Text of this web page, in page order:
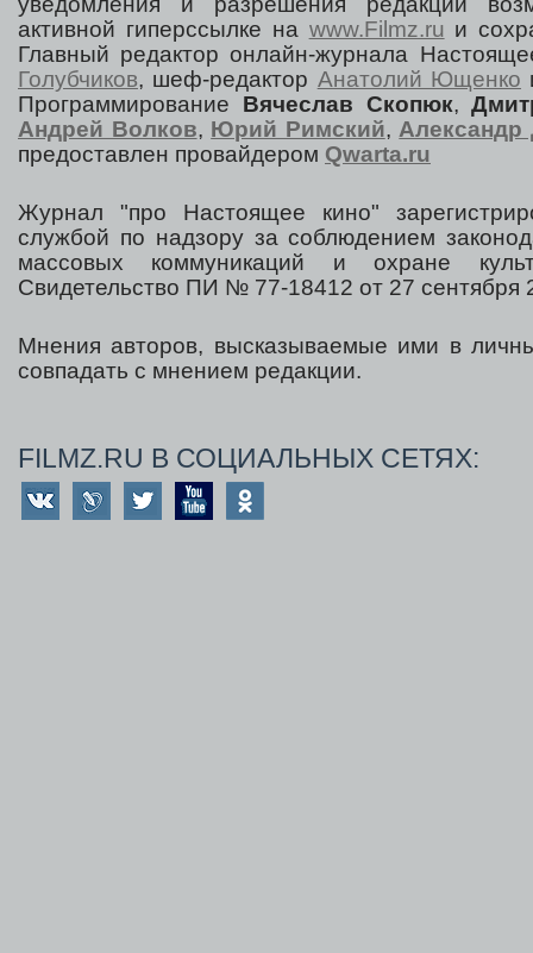
активной гиперссылке на www.Filmz.ru и
Главный редактор онлайн-журнала
Голубчиков, шеф-редактор Анатолий Ющенко
Программирование Вячеслав Скопюк,
Андрей Волков, Юрий Римский, Александр
предоставлен провайдером Qwarta.ru
Журнал "про Настоящее кино"
службой по надзору за соблюдением
массовых коммуникаций и охране
Свидетельство ПИ № 77-18412 от 27 сентября
Мнения авторов, высказываемые ими в
совпадать с мнением редакции.
FILMZ.RU В СОЦИАЛЬНЫХ СЕТЯХ: